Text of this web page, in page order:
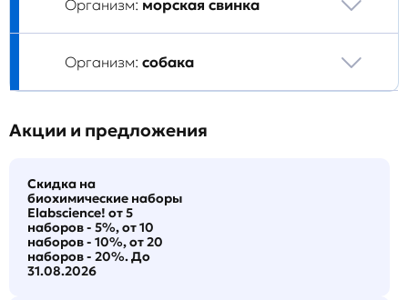
Организм: морская свинка
Организм: собака
Акции и предложения
Скидка на
биохимические наборы
Elabscience! от 5
наборов - 5%, от 10
наборов - 10%, от 20
наборов - 20%. До
31.08.2026